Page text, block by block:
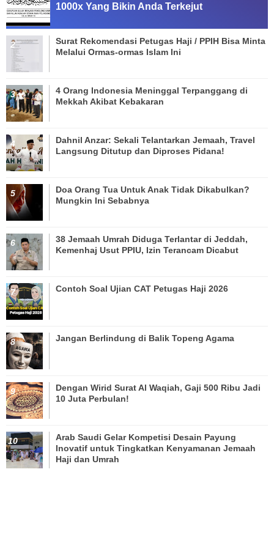
1000x Yang Bikin Anda Terkejut
Surat Rekomendasi Petugas Haji / PPIH Bisa Minta
Melalui Ormas-ormas Islam Ini
4 Orang Indonesia Meninggal Terpanggang di
Mekkah Akibat Kebakaran
Dahnil Anzar: Sekali Telantarkan Jemaah, Travel
Langsung Ditutup dan Diproses Pidana!
Doa Orang Tua Untuk Anak Tidak Dikabulkan?
Mungkin Ini Sebabnya
38 Jemaah Umrah Diduga Terlantar di Jeddah,
Kemenhaj Usut PPIU, Izin Terancam Dicabut
Contoh Soal Ujian CAT Petugas Haji 2026
Jangan Berlindung di Balik Topeng Agama
Dengan Wirid Surat Al Waqiah, Gaji 500 Ribu Jadi
10 Juta Perbulan!
Arab Saudi Gelar Kompetisi Desain Payung
Inovatif untuk Tingkatkan Kenyamanan Jemaah
Haji dan Umrah